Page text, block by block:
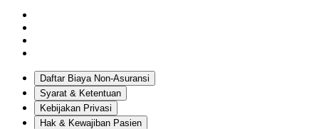
Daftar Biaya Non-Asuransi
Syarat & Ketentuan
Kebijakan Privasi
Hak & Kewajiban Pasien